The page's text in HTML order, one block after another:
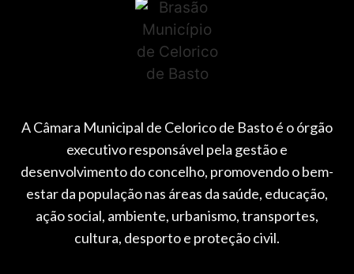
A Câmara Municipal de Celorico de Basto é o órgão
executivo responsável pela gestão e
desenvolvimento do concelho, promovendo o bem-
estar da população nas áreas da saúde, educação,
ação social, ambiente, urbanismo, transportes,
cultura, desporto e proteção civil.